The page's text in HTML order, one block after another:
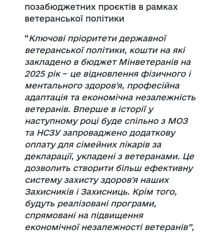
позабюджетних проєктів в рамках
ветеранської політики
“Ключові пріоритети державної
ветеранської політики, кошти на які
закладено в бюджет Мінветеранів на
2025 рік – це відновлення фізичного і
ментального здоров'я, професійна
адаптація та економічна незалежність
ветеранів. Вперше в історії у
наступному році буде спільно з МОЗ
та НСЗУ запроваджено додаткову
оплату для сімейних лікарів за
декларації, укладені з ветеранами. Це
дозволить створити більш ефективну
систему захисту здоров'я наших
Захисників і Захисниць. Крім того,
будуть реалізовані програми,
спрямовані на підвищення
економічної незалежності ветеранів”,